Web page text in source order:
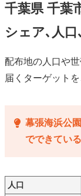
千葉県 千葉
シェア､人口
配布地の人口や
届くターゲットを
幕張海浜公
でできてい
人口